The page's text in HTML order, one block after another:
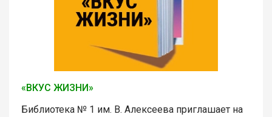
«ВКУС ЖИЗНИ»
Библиотека № 1 им. В. Алексеева приглашает на